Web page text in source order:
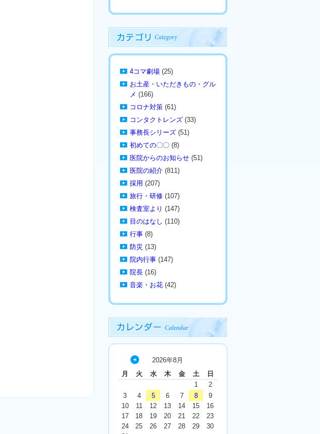
4コマ劇場 (25)
お土産・いただきもの・グル
メ (166)
コロナ対策 (61)
コンタクトレンズ (33)
事務長シリーズ (51)
初めての〇〇 (8)
医院からのお知らせ (51)
医院の紹介 (811)
採用 (207)
旅行・研修 (107)
検査室より (147)
目のはなし (110)
行事 (8)
防災 (13)
院内行事 (147)
院長 (16)
音楽・お花 (42)
2026年8月
月
火 水 木 金 土 日
« 7
月
1
2
3
4 5 6 7 8
9
10
11 12 13 14 15
16
17
18 19 20 21 22
23
24
25 26 27 28 29
30